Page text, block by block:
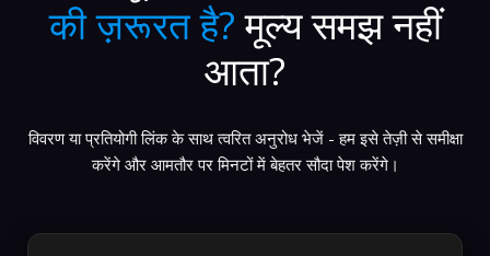
की ज़रूरत है?मूल्य समझ नहीं
आता?
विवरण या प्रतियोगी लिंक के साथ त्वरित अनुरोध भेजें - हम इसे तेज़ी से समीक्षा
करेंगे और आमतौर पर मिनटों में बेहतर सौदा पेश करेंगे।